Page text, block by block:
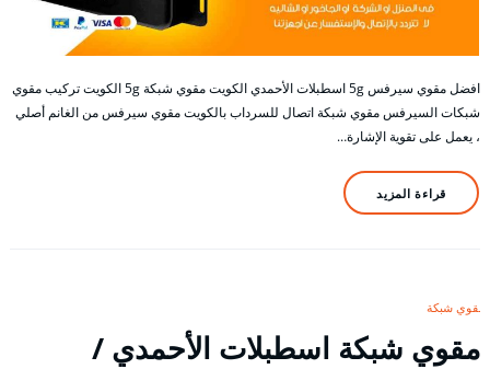
افضل مقوي سيرفس 5g اسطبلات الأحمدي الكويت مقوي شبكة 5g الكويت تركيب مقوي
شبكات السيرفس مقوي شبكة اتصال للسرداب بالكويت مقوي سيرفس من الغانم أصلي
، يعمل على تقوية الإشارة…
قراءة المزيد
مقوي شبكة
مقوي شبكة اسطبلات الأحمدي /